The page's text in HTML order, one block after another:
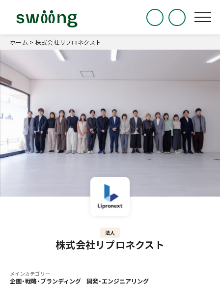
ホーム > 株式会社リプロネクスト
法人
株式会社リプロネクスト
メインカテゴリー
企画・戦略・ブランディング 開発・エンジニアリング